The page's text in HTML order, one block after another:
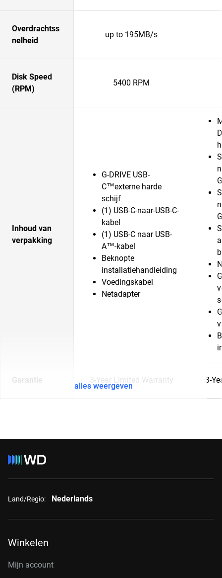
Overdrachtss
nelheid
up to 195MB/s
Disk Speed
(RPM)
5400 RPM
Inhoud van
verpakking
G-DRIVE USB-
C™externe harde
schijf
(1) USB-C-naar-USB-C-
kabel
(1) USB-C naar USB-
A™-kabel
Beknopte
installatiehandleiding
Voedingskabel
Netadapter
Garantie 3-Year Limited Warranty 3-
alles weergeven
Land/Regio: Nederlands
Winkelen
Mijn account